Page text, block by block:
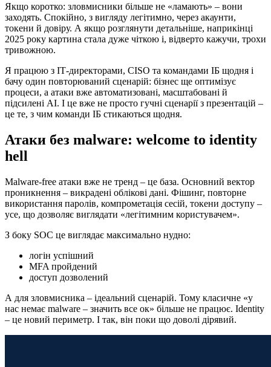
Якщо коротко: зловмисники більше не «ламають» – вони
заходять. Спокійно, з вигляду легітимно, через акаунти,
токени й довіру. А якщо розглянути детальніше, наприкінці
2025 року картина стала дуже чіткою і, відверто кажучи, трохи
тривожною.
Я працюю з ІТ-директорами, CISO та командами ІБ щодня і
бачу один повторюваний сценарій: бізнес ще оптимізує
процеси, а атаки вже автоматизовані, масштабовані й
підсилені AI. І це вже не просто гучні сценарії з презентацій –
це те, з чим команди ІБ стикаються щодня.
Атаки без malware: welcome to identity
hell
Malware-free атаки вже не тренд – це база. Основний вектор
проникнення – викрадені облікові дані. Фішинг, повторне
використання паролів, компрометація сесій, токени доступу –
усе, що дозволяє виглядати «легітимним користувачем».
З боку SOC це виглядає максимально нудно:
логін успішний
MFA пройдений
доступ дозволений
А для зловмисника – ідеальний сценарій. Тому класичне «у
нас немає malware – значить все ок» більше не працює. Identity
– це новий периметр. І так, він поки що доволі дірявий.